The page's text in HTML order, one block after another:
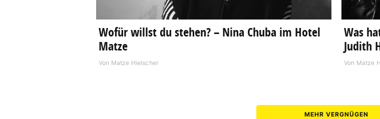
Wofür willst du stehen? – Nina Chuba im Hotel
Matze
Von Matze Hielscher
Was
Judith
Von Matze
MEHR VERGNÜGEN